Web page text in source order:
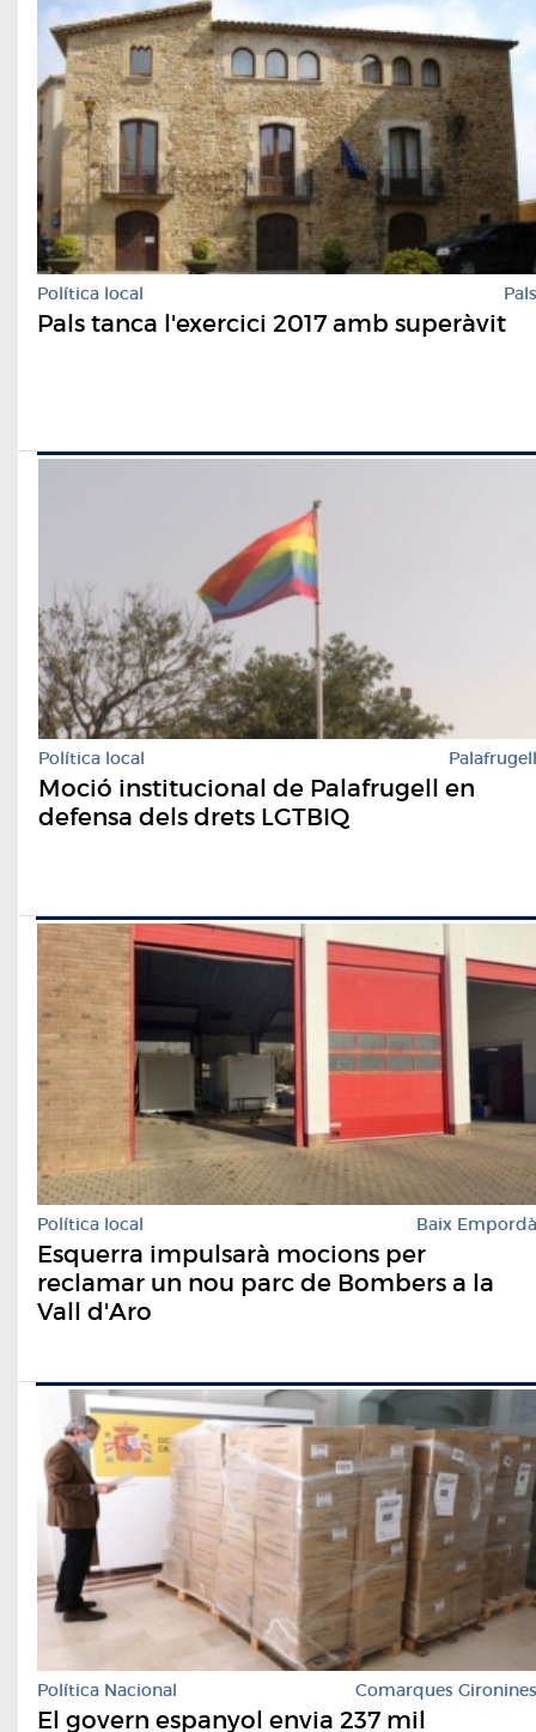
Política local Pals
Pals tanca l'exercici 2017 amb superàvit
Política local Palafrugell
Moció institucional de Palafrugell en
defensa dels drets LGTBIQ
Política local Baix Empordà
Esquerra impulsarà mocions per
reclamar un nou parc de Bombers a la
Vall d'Aro
Política Nacional Comarques Gironines
El govern espanyol envia 237 mil